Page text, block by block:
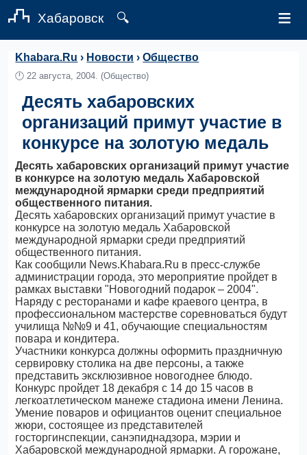
Хабаровск 🔍 ≡
Khabara.Ru › Новости ›Общество
🕛22 августа, 2004. (Общество)
Десять хабаровских
организаций примут участие в
конкурсе на золотую медаль
Десять хабаровских организаций примут участие
в конкурсе на золотую медаль Хабаровской
международной ярмарки среди предприятий
общественного питания.
Десять хабаровских организаций примут участие в
конкурсе на золотую медаль Хабаровской
международной ярмарки среди предприятий
общественного питания.
Как сообщили News.Khabara.Ru в пресс-службе
администрации города, это мероприятие пройдет в
рамках выставки "Новогодний подарок – 2004".
Наряду с ресторанами и кафе краевого центра, в
профессиональном мастерстве соревноваться будут
училища №№9 и 41, обучающие специальностям
повара и кондитера.
Участники конкурса должны оформить праздничную
сервировку столика на две персоны, а также
представить эксклюзивное новогоднее блюдо.
Конкурс пройдет 18 декабря с 14 до 15 часов в
легкоатлетическом манеже стадиона имени Ленина.
Умение поваров и официантов оценит специальное
жюри, состоящее из представителей
госторгинспекции, санэпиднадзора, мэрии и
Хабаровской международной ярмарки. А горожане,